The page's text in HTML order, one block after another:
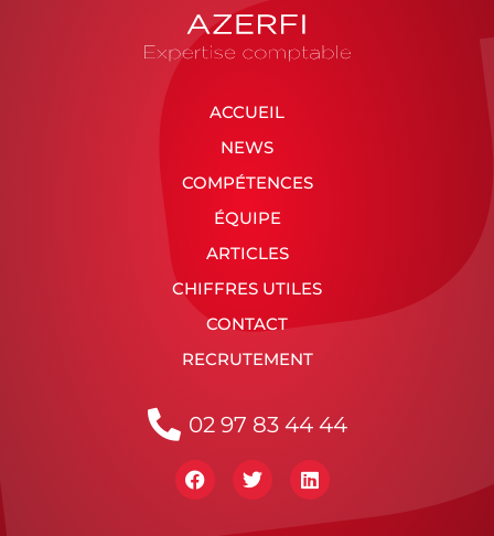
ACCUEIL
NEWS
COMPÉTENCES
ÉQUIPE
ARTICLES
CHIFFRES UTILES
CONTACT
RECRUTEMENT
02 97 83 44 44